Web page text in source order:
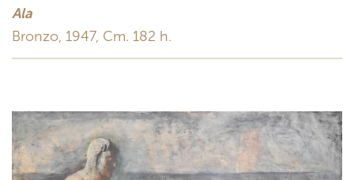
Ala
Bronzo, 1947, Cm. 182 h.